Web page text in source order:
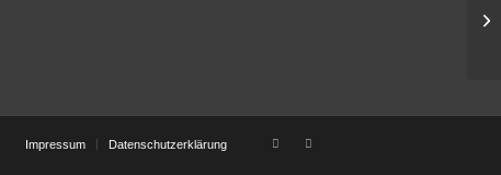
Impressum Datenschutzerklärung